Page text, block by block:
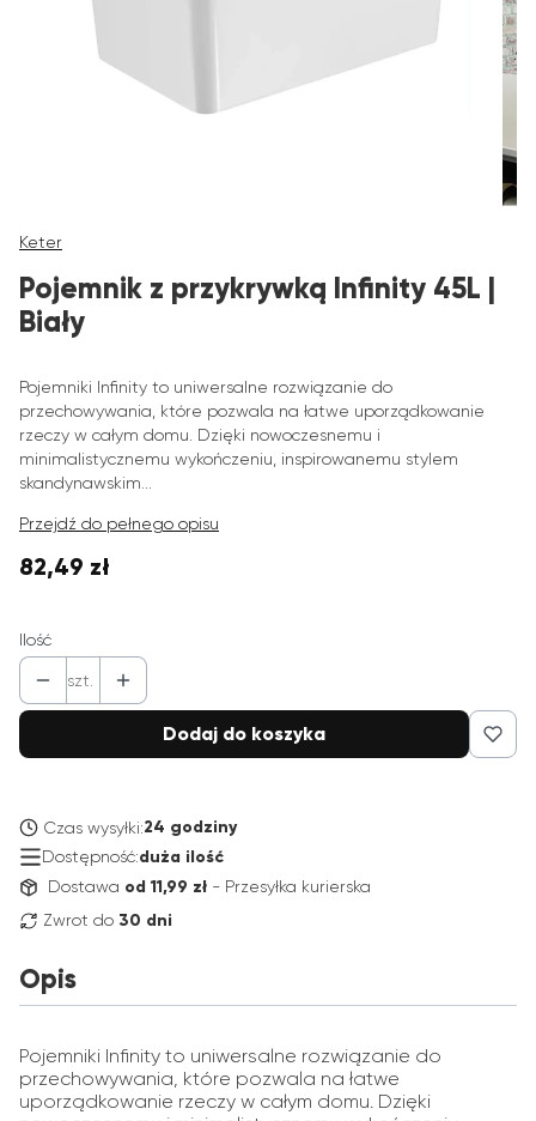
Keter
Pojemnik z przykrywką Infinity 45L |
Biały
Pojemniki Infinity to uniwersalne rozwiązanie do
przechowywania, które pozwala na łatwe uporządkowanie
rzeczy w całym domu. Dzięki nowoczesnemu i
minimalistycznemu wykończeniu, inspirowanemu stylem
skandynawskim...
Przejdź do pełnego opisu
Cena
82,49 zł
Ilość
szt.
Dodaj do koszyka
Czas wysyłki:24 godziny
Dostępność:duża ilość
Dostawa od 11,99 zł - Przesyłka kurierska
Zwrot do 30 dni
Opis
Pojemniki Infinity to uniwersalne rozwiązanie do
przechowywania, które pozwala na łatwe
uporządkowanie rzeczy w całym domu. Dzięki